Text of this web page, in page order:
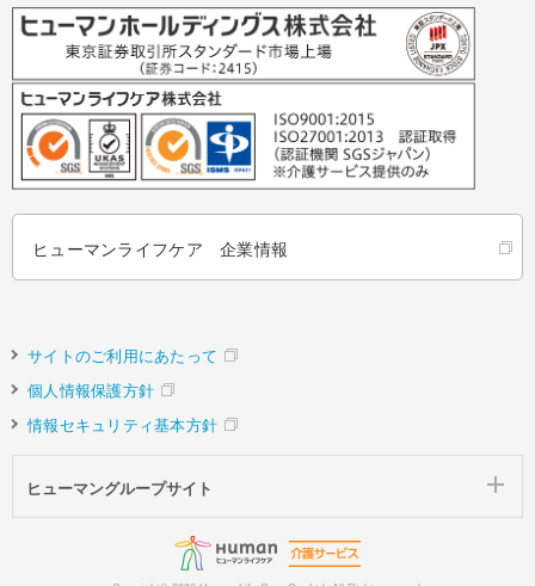
ヒューマンライフケア 企業情報
サイトのご利用にあたって
個人情報保護方針
情報セキュリティ基本方針
ヒューマングループサイト